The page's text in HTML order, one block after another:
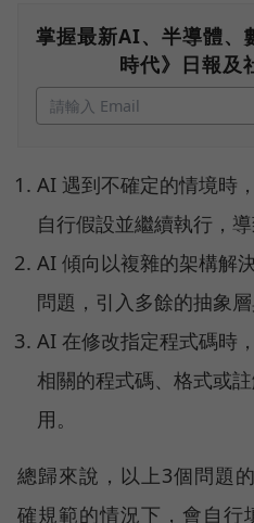
掌握最新AI、半導體、
時代》日報及
AI 遇到不確定的情境時
自行假設並繼續執行，
AI 傾向以複雜的架構解
問題，引入多餘的抽象層
AI 在修改指定程式碼時
相關的程式碼、格式或
用。
總歸來說，以上3個問題
確規範的情況下，會自行